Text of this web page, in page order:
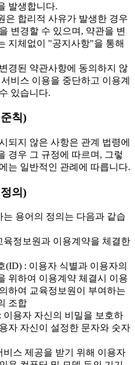
발생합니다.
합리적 사유가 발생한 경우
변경할 수 있으며, 약관을 변
지체없이 "공지사항"을 통해
경된 약관사항에 동의하지 않
비스 이용을 중단하고 이용계
있습니다.
칙)
되지 않은 사항은 관계 법령에
경우 그 규정에 따르며, 그렇
는 일반적인 관례에 따릅니다.
의)
는 용어의 정의는 다음과 같습
정보원과 이용계약을 체결한
: 이용자 식별과 이용자의
위하여 이용계약 체결시 이용
하여 교육정보원이 부여하는
조합
용자 자신의 비밀을 보호하
자 자신이 설정한 문자와 숫자
스 제공을 받기 위해 이용자